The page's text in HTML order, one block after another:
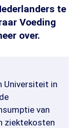
te
Voeding
over.
Universiteit in
van
ziektekosten